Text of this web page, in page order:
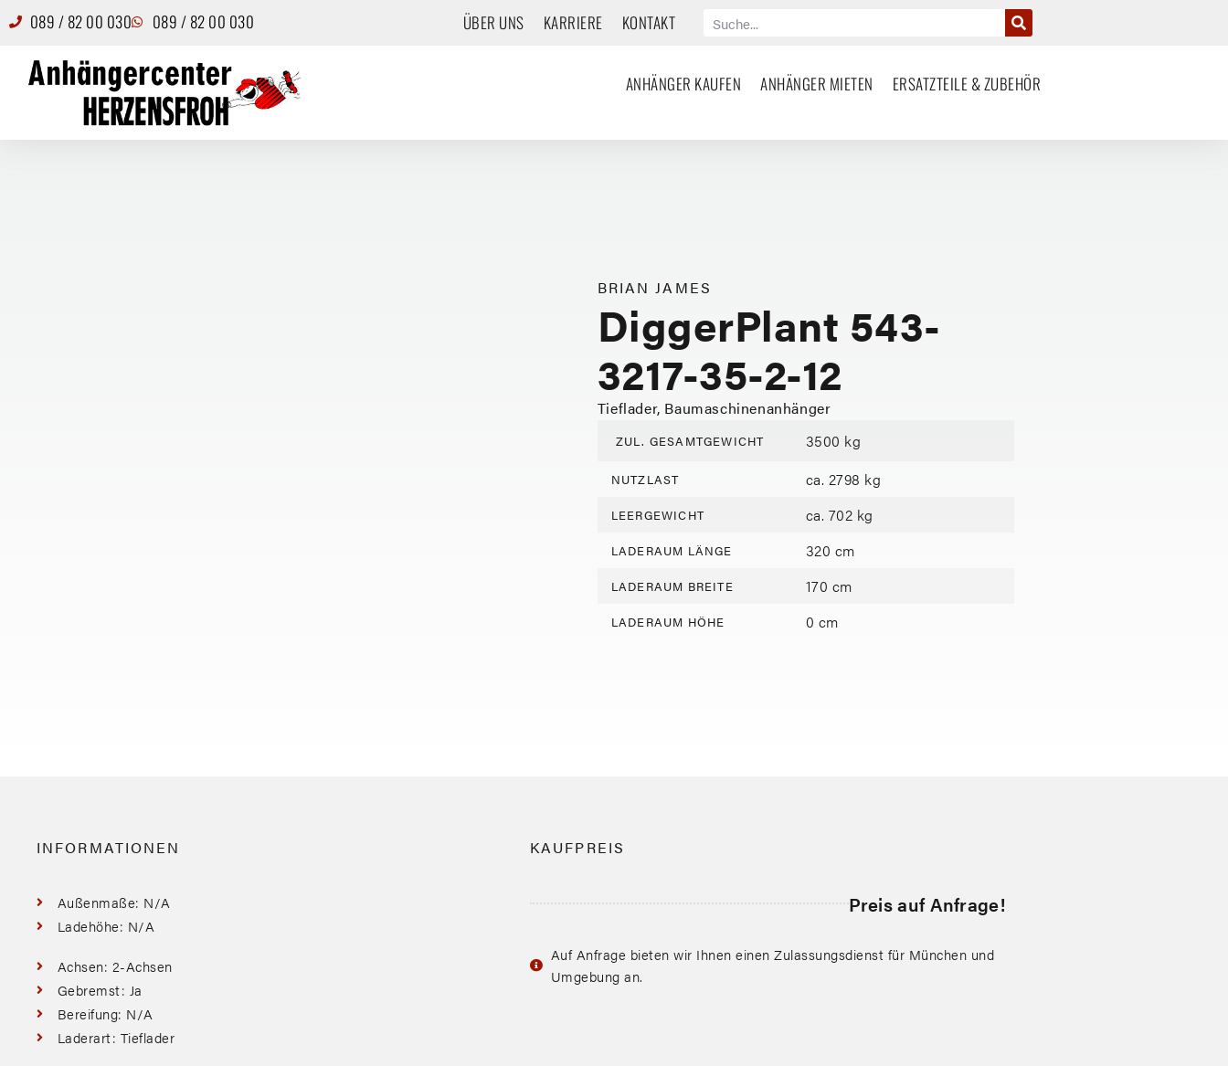
089 / 82 00 030 089 / 82 00 030 ÜBER UNS KARRIERE KONTAKT
ANHÄNGER KAUFEN ANHÄNGER MIETEN ERSATZTEILE & ZUBEHÖR
BRIAN JAMES
DiggerPlant 543-
3217-35-2-12
Tieflader, Baumaschinenanhänger
ZUL. GESAMTGEWICHT 3500 kg
NUTZLAST ca. 2798 kg
LEERGEWICHT ca. 702 kg
LADERAUM LÄNGE 320 cm
LADERAUM BREITE 170 cm
LADERAUM HÖHE 0 cm
INFORMATIONEN
Außenmaße: N/A
Ladehöhe: N/A
Achsen: 2-Achsen
Gebremst: Ja
Bereifung: N/A
Laderart: Tieflader
KAUFPREIS
Preis auf Anfrage!
Auf Anfrage bieten wir Ihnen einen Zulassungsdienst für München und
Umgebung an.